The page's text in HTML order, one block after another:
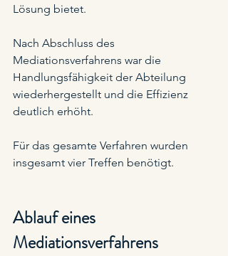
Lösung bietet.
Nach Abschluss des
Mediationsverfahrens war die
Handlungsfähigkeit der Abteilung
wiederhergestellt und die Effizienz
deutlich erhöht.
Für das gesamte Verfahren wurden
insgesamt vier Treffen benötigt.
Ablauf eines
Mediationsverfahrens